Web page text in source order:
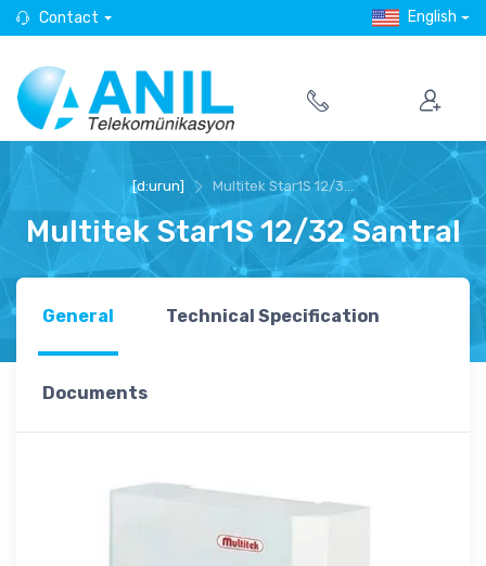
Contact English
[d:urun] Multitek Star1S 12/3...
Multitek Star1S 12/32 Santral
General Technical Specification
Documents